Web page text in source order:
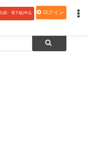
(紙・電子版)申込 ログイン